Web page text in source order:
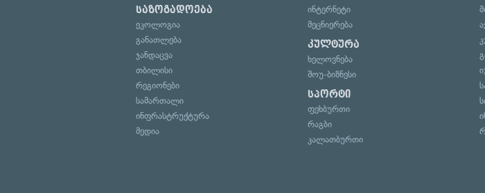
საზოგადოება
ეკოლოგია
განათლება
ჯანდაცვა
თბილისი
რეგიონები
სამართალი
ინფრასტრუქტურა
მედია
ინტერნეტი
მეცნიერება
კულტურა
ხელოვნება
შოუ-ბიზნესი
სპორტი
ფეხბურთი
რაგბი
კალათბურთი